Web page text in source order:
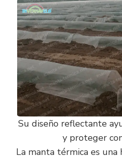
Su diseño reflectante
y proteger
La manta térmica es